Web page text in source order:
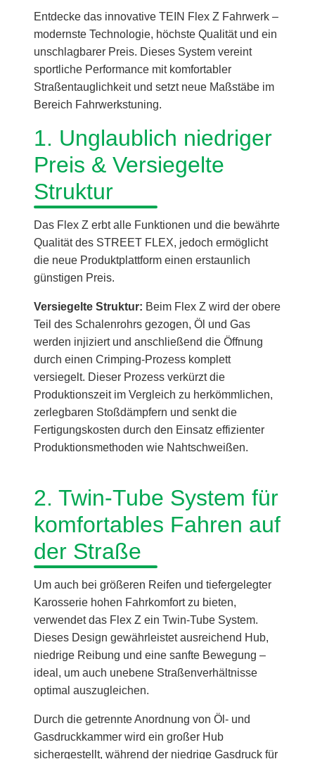
Entdecke das innovative TEIN Flex Z Fahrwerk –
modernste Technologie, höchste Qualität und ein
unschlagbarer Preis. Dieses System vereint
sportliche Performance mit komfortabler
Straßentauglichkeit und setzt neue Maßstäbe im
Bereich Fahrwerkstuning.
1. Unglaublich niedriger
Preis & Versiegelte
Struktur
Das Flex Z erbt alle Funktionen und die bewährte
Qualität des STREET FLEX, jedoch ermöglicht
die neue Produktplattform einen erstaunlich
günstigen Preis.
Versiegelte Struktur: Beim Flex Z wird der obere
Teil des Schalenrohrs gezogen, Öl und Gas
werden injiziert und anschließend die Öffnung
durch einen Crimping-Prozess komplett
versiegelt. Dieser Prozess verkürzt die
Produktionszeit im Vergleich zu herkömmlichen,
zerlegbaren Stoßdämpfern und senkt die
Fertigungskosten durch den Einsatz effizienter
Produktionsmethoden wie Nahtschweißen.
2. Twin-Tube System für
komfortables Fahren auf
der Straße
Um auch bei größeren Reifen und tiefergelegter
Karosserie hohen Fahrkomfort zu bieten,
verwendet das Flex Z ein Twin-Tube System.
Dieses Design gewährleistet ausreichend Hub,
niedrige Reibung und eine sanfte Bewegung –
ideal, um auch unebene Straßenverhältnisse
optimal auszugleichen.
Durch die getrennte Anordnung von Öl- und
Gasdruckkammer wird ein großer Hub
sichergestellt, während der niedrige Gasdruck für